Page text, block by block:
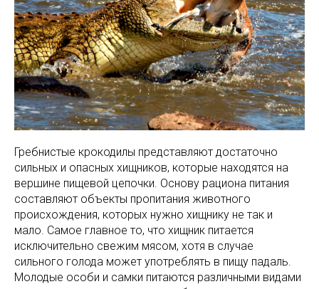
Гребнистые крокодилы представляют достаточно
сильных и опасных хищников, которые находятся на
вершине пищевой цепочки. Основу рациона питания
составляют объекты пропитания животного
происхождения, которых нужно хищнику не так и
мало. Самое главное то, что хищник питается
исключительно свежим мясом, хотя в случае
сильного голода может употреблять в пищу падаль.
Молодые особи и самки питаются различными видами